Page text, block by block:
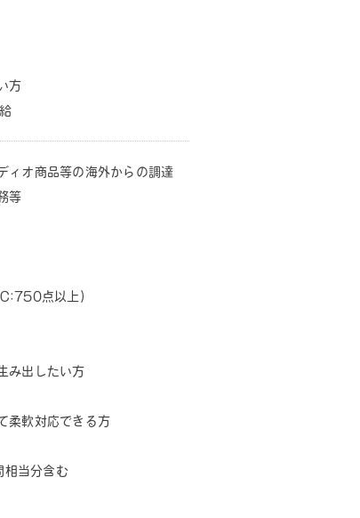
方
ィオ商品等の海外からの調達
等
点以上)
み出したい方
柔軟対応できる方
当分含む